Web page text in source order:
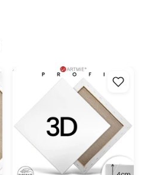
3D Tela per pittura con
telaio PROFI | scegli